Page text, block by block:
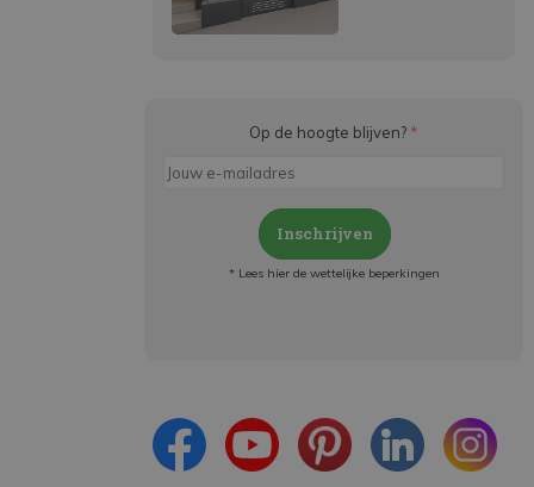
Op de hoogte blijven? *
Inschrijven
* Lees hier de wettelijke beperkingen